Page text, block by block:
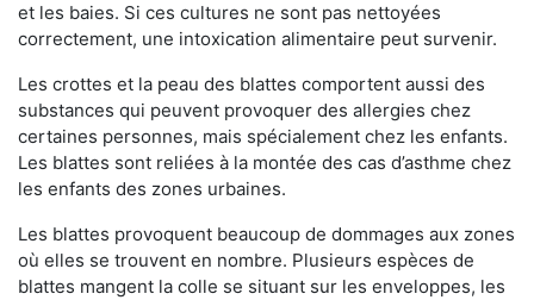
et les baies. Si ces cultures ne sont pas nettoyées
correctement, une intoxication alimentaire peut survenir.
Les crottes et la peau des blattes comportent aussi des
substances qui peuvent provoquer des allergies chez
certaines personnes, mais spécialement chez les enfants.
Les blattes sont reliées à la montée des cas d’asthme chez
les enfants des zones urbaines.
Les blattes provoquent beaucoup de dommages aux zones
où elles se trouvent en nombre. Plusieurs espèces de
blattes mangent la colle se situant sur les enveloppes, les